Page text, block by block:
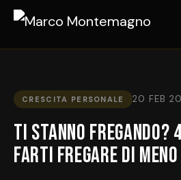
CRESCITA PERSONALE 20 FEB
Ti stanno fregando?
farti fregare di meno